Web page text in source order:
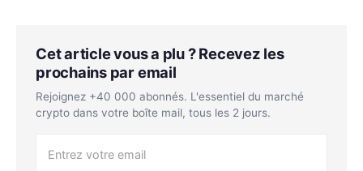
Cet article vous a plu ? Recevez les
prochains par email
Rejoignez +40 000 abonnés. L'essentiel du marché
crypto dans votre boîte mail, tous les 2 jours.